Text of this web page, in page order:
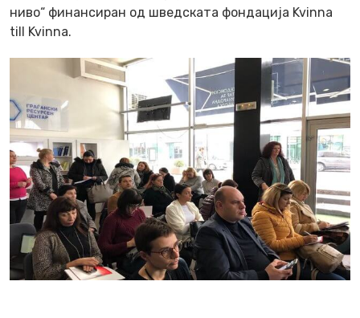
ниво“ финансиран од шведската фондација Kvinna
till Kvinna.